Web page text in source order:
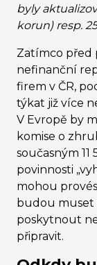
byly
korun) resp.
Zatímco před
nefinanční
firem v ČR,
týkat již více
V Evropě by
komise o
současným
povinnosti
mohou
budou muset
poskytnout
připravit.